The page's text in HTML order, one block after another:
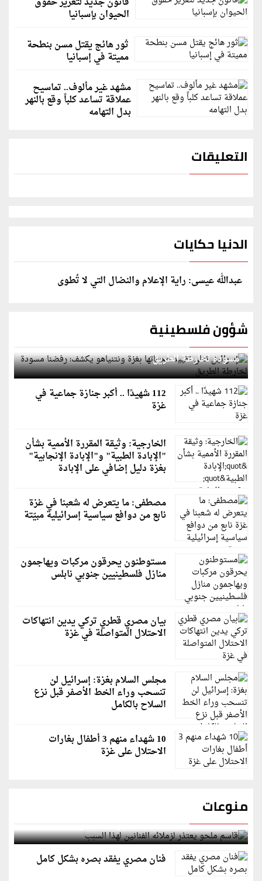
الحيوان بإسبانيا
ثور هائج يقتل مسن بنطحة
مميتة في إسبانيا
مشهد غير مألوف.. تماسيح
عملاقة تساعد كلباً وقع بالنهر
بدل التهامه
التعليقات
الدنيا حكايات
عبدالله عيسى: راية الإعلام والنضال التي لا تُطوى
شؤون فلسطينية
إسرائيل تعلن تقييد هجماتها بغزة ونتنياهو يكشف: رفضنا
مسودة لخارطة الطريق
112 شهيدًا .. أكبر جنازة جماعية في
غزة
الخارجية: وثيقة المقررة الأممية بشأن
"الإبادة الطبية" و"الإبادة الإنجابية"
بغزة دليل إضافي على الإبادة
مصطفى: ما يتعرض له شعبنا في غزة
نابع من دوافع سياسية إسرائيلية مبيّتة
مستوطنون يحرقون مركبات ويهاجمون
منازل فلسطينيين جنوبي نابلس
بيان مصري قطري تركي يدين انتهاكات
الاحتلال المتواصلة في غزة
مجلس السلام بغزة: إسرائيل لن
تنسحب وراء الخط الأصفر قبل نزع
السلاح بالكامل
10 شهداء منهم 3 أطفال بغارات
الاحتلال على غزة
منوعات
قاسم ملحو يعتذر لزملائه الفنانين لهذا السبب
فنان مصري يفقد بصره بشكل كامل